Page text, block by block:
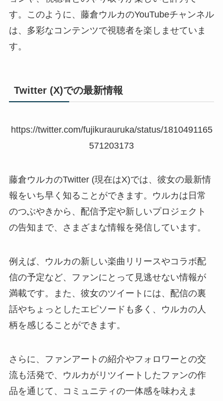
す。このように、藤倉ウルカのYouTubeチャンネル
は、多彩なコンテンツで視聴者を楽しませていま
す。
Twitter (X)での最新情報
https://twitter.com/fujikurauruka/status/1810491165
571203173
藤倉ウルカのTwitter (現在はX)では、彼女の最新情
報をいち早く知ることができます。ウルカは日常
のつぶやきから、配信予定や新しいプロジェクト
の告知まで、さまざまな情報を発信しています。
例えば、ウルカの新しい楽曲リリースやコラボ配
信の予定など、ファンにとって見逃せない情報が
満載です。また、彼女のツイートには、配信の裏
話やちょっとしたエピソードも多く、ウルカの人
柄を感じることができます。
さらに、ファンアートの紹介やフォロワーとの交
流も活発で、ウルカがリツイートしたファンの作
品を通じて、コミュニティの一体感を味わえま